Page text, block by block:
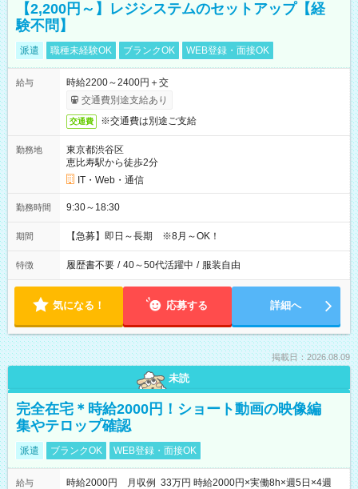
【2,200円～】レジシステムのセットアップ【経
験不問】
派遣 職種未経験OK ブランクOK WEB登録・面接OK
給与
時給2200～2400円＋交
交通費別途支給あり
交通費 ※交通費は別途ご支給
勤務地
東京都渋谷区
恵比寿駅から徒歩2分
IT・Web・通信
勤務時間 9:30～18:30
期間 【急募】即日～長期 ※8月～OK！
特徴 履歴書不要 / 40～50代活躍中 / 服装自由
気になる！ 応募する 詳細へ
掲載日：2026.08.09
未読
完全在宅＊時給2000円！ショート動画の映像編
集やテロップ確認
派遣 ブランクOK WEB登録・面接OK
給与
時給2000円 月収例 33万円 時給2000円×実働8h×週5日×4週